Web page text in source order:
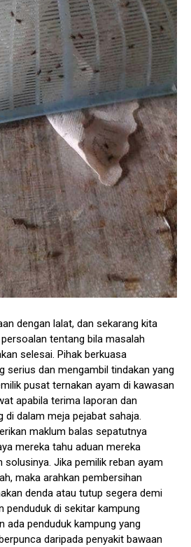
dengan lalat, dan sekarang kita
tentang bila masalah
selesai. Pihak berkuasa
serius dan mengambil tindakan yang
pusat ternakan ayam di kawasan
apabila terima laporan dan
di dalam meja pejabat sahaja.
maklum balas sepatutnya
mereka tahu aduan mereka
solusinya. Jika pemilik reban ayam
maka arahkan pembersihan
denda atau tutup segera demi
penduduk di sekitar kampung
ada penduduk kampung yang
daripada penyakit bawaan